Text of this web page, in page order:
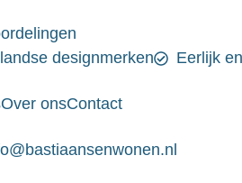
designmerken
Eerlijk
Over onsContact